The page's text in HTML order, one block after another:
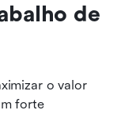
de
o valor
forte